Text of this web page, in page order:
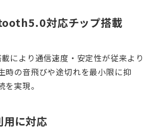
対応チップ搭載
により通信速度・安定性が従来より
時の音飛びや途切れを最小限に抑
実現。
用に対応